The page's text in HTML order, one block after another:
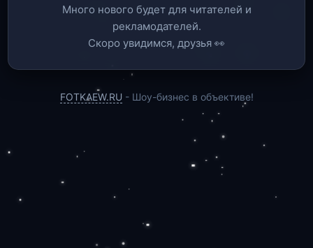
Много нового будет для читателей и
рекламодателей.
Скоро увидимся, друзья 👀
FOTKAEW.RU - Шоу-бизнес в объективе!